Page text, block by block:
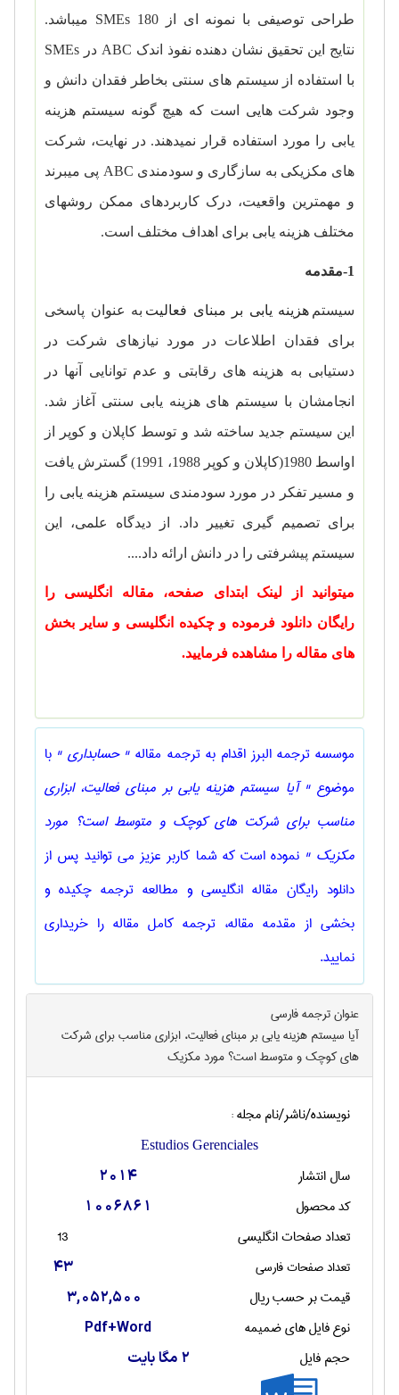
طراحی توصیفی با نمونه ای از 180
SMEs میباشد.
نتایج این تحقیق نشان دهنده نفوذ اندک ABC در SMEs
با استفاده از سیستم های سنتی بخاطر فقدان دانش و
وجود شرکت هایی است که هیچ گونه سیستم هزینه
یابی را مورد استفاده قرار نمیدهند. در نهایت، شرکت
های مکزیکی به سازگاری و سودمندی ABC پی میبرند
و مهمترین واقعیت، درک کاربردهای ممکن روشهای
مختلف هزینه یابی برای اهداف مختلف است.
1-مقدمه
سیستمهزینه یابی بر مبنای فعالیتبه عنوان پاسخی
برای فقدان اطلاعات در مورد نیازهای شرکت در
دستیابی به هزینه های رقابتی و عدم توانایی آنها در
انجامشان با سیستم های هزینه یابی سنتی آغاز شد.
این سیستم جدید ساخته شد و توسط کاپلان و کوپر از
اواسط 1980(کاپلان و کوپر 1988، 1991) گسترش یافت
و مسیر تفکر در مورد سودمندی سیستم هزینه یابی را
برای تصمیم گیری تغییر داد. از دیدگاه علمی، این
سیستم پیشرفتی را در دانش ارائه داد....
میتوانید از لینک ابتدای صفحه، مقاله انگلیسی را
رایگان دانلود فرموده و چکیده انگلیسی و سایر بخش
های مقاله را مشاهده فرمایید.
موسسه ترجمه البرز اقدام به ترجمه مقاله " حسابداری " با
موضوع" آیا سیستم هزینه یابی بر مبنای فعالیت، ابزاری
مناسب برای شرکت های کوچک و متوسط است؟ مورد
مکزیک " نموده است که شما کاربر عزیز می توانید پس از
دانلود رایگان مقاله انگلیسی و مطالعه ترجمه چکیده و
بخشی از مقدمه مقاله، ترجمه کامل مقاله را خریداری
نمایید.
عنوان ترجمه فارسی
آیا سیستم هزینه یابی بر مبنای فعالیت، ابزاری مناسب برای شرکت
های کوچک و متوسط است؟ مورد مکزیک
نویسنده/ناشر/نام مجله :
Estudios Gerenciales
سال انتشار 2014
کد محصول 1006861
تعداد صفحات انگليسی
13
تعداد صفحات فارسی
43
قیمت بر حسب ریال 3,052,500
نوع فایل های ضمیمه Pdf+Word
حجم فایل 2 مگا بایت